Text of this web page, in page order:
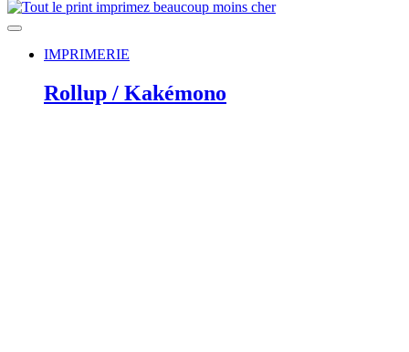
IMPRIMERIE
Rollup / Kakémono